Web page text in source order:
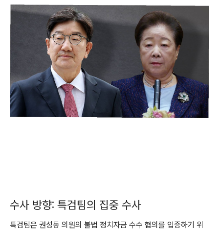
수사 방향: 특검팀의 집중 수사
특검팀은 권성동 의원의 불법 정치자금 수수 혐의를 입증하기 위